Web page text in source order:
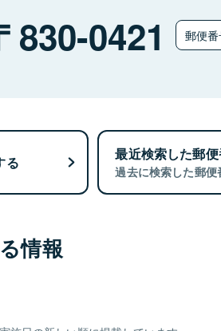
830-0421 郵便
る 最近検索した郵
過去に検索した郵便
情報